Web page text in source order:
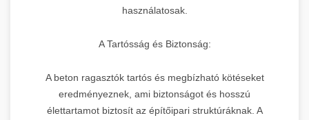
használatosak.
A Tartósság és Biztonság:
A beton ragasztók tartós és megbízható kötéseket
eredményeznek, ami biztonságot és hosszú
élettartamot biztosít az építőipari struktúráknak. A